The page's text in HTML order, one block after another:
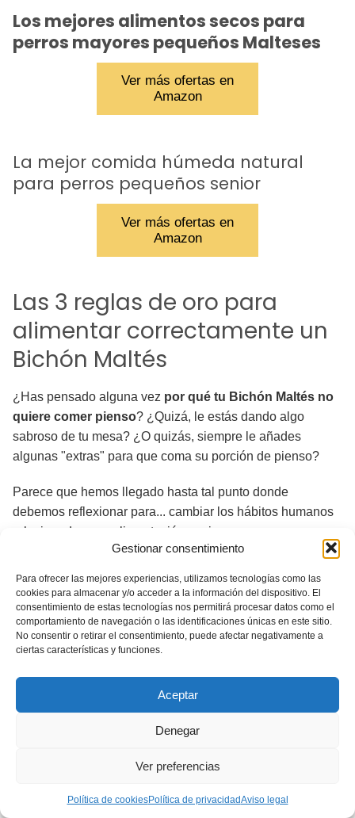
Gestionar consentimiento
Para ofrecer las mejores experiencias, utilizamos tecnologías como las
cookies para almacenar y/o acceder a la información del dispositivo. El
consentimiento de estas tecnologías nos permitirá procesar datos como el
comportamiento de navegación o las identificaciones únicas en este sitio.
No consentir o retirar el consentimiento, puede afectar negativamente a
ciertas características y funciones.
Aceptar
Denegar
Ver preferencias
Política de cookiesPolítica de privacidadAviso legal
Los mejores alimentos secos para
perros mayores pequeños Malteses
Ver más ofertas en
Amazon
La mejor comida húmeda natural
para perros pequeños senior
Ver más ofertas en
Amazon
Las 3 reglas de oro para
alimentar correctamente un
Bichón Maltés
¿Has pensado alguna vez por qué tu Bichón Maltés no
quiere comer pienso? ¿Quizá, le estás dando algo
sabroso de tu mesa? ¿O quizás, siempre le añades
algunas "extras" para que coma su porción de pienso?
Parece que hemos llegado hasta tal punto donde
debemos reflexionar para... cambiar los hábitos humanos
relacionados con alimentación canina.
muchos propietarios de Bichones, te los presento en forma
de consejos. ¡Tómalos en serio!
LOS 3 REGLAS DE ALIMENTACIÓN CANINA:
1. Nunca des comida o sus sobras de tu
mesa a tu can.
2. No añades ningunas "extras" al pienso
canino.
3. Los restos de comida humana no son